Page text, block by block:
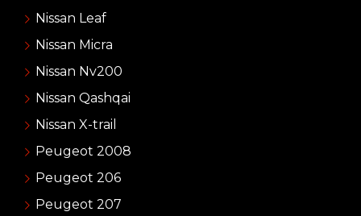
Nissan Leaf
Nissan Micra
Nissan Nv200
Nissan Qashqai
Nissan X-trail
Peugeot 2008
Peugeot 206
Peugeot 207